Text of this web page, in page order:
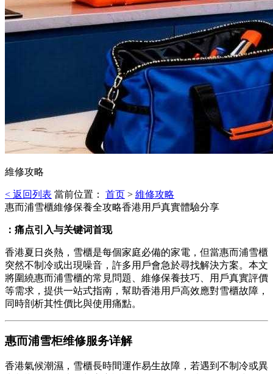
維修攻略
< 返回列表 當前位置： 首页 > 維修攻略
惠而浦雪櫃維修保養全攻略香港用戶真實體驗分享
：痛点引入与关键词首现
香港夏日炎熱，雪櫃是每個家庭必備的家電，但當惠而浦雪櫃
突然不制冷或出現噪音，許多用戶會急於尋找解決方案。本文
將圍繞惠而浦雪櫃的常見問題、維修保養技巧、用戶真實評價
等需求，提供一站式指南，幫助香港用戶高效應對雪櫃故障，
同時剖析其性價比與使用痛點。
惠而浦雪柜维修服务详解
香港氣候潮濕，雪櫃長時間運作易生故障，若遇到不制冷或異